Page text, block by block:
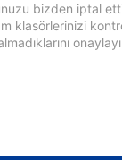
bizden iptal
klasörlerinizi